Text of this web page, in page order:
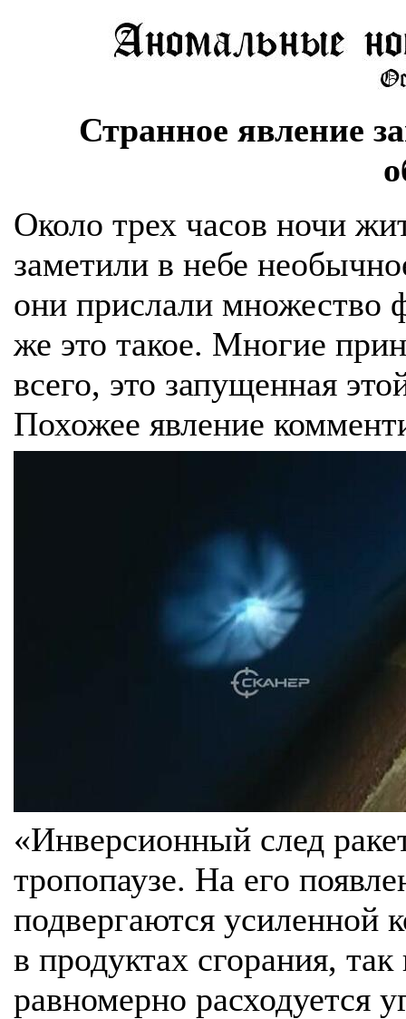
Странное явление
Около трех часов ночи
заметили в небе
они прислали множество
же это такое. Многие
всего, это запущенная
Похожее явление
«Инверсионный след
тропопаузе. На его
подвергаются усиленной
в продуктах сгорания,
равномерно расходуется